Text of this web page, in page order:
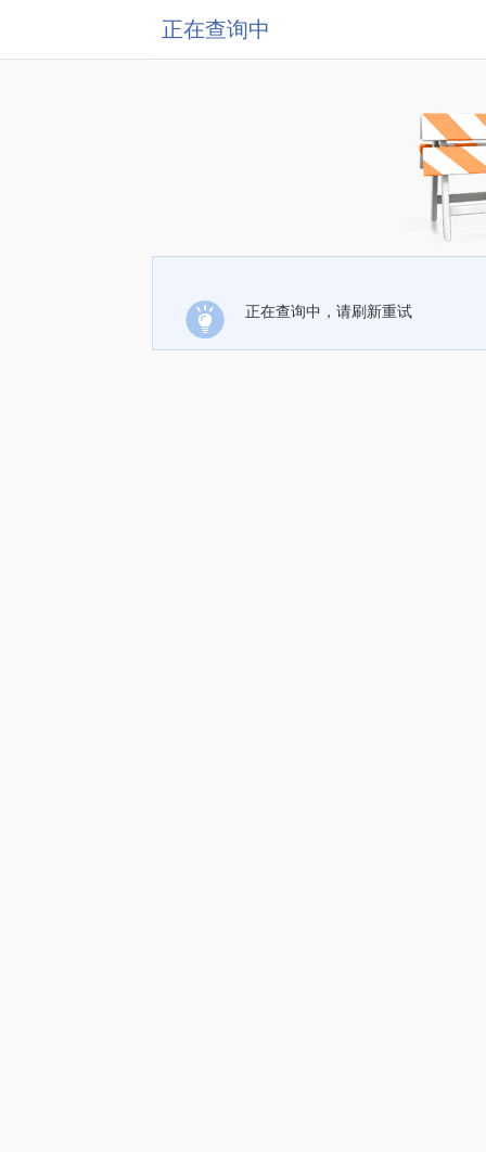
正在查询中
正在查询中，请刷新重试